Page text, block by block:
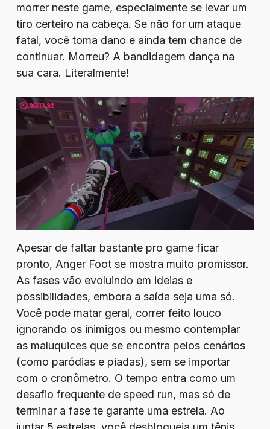
morrer neste game, especialmente se levar um
tiro certeiro na cabeça. Se não for um ataque
fatal, você toma dano e ainda tem chance de
continuar. Morreu? A bandidagem dança na
sua cara. Literalmente!
Apesar de faltar bastante pro game ficar
pronto, Anger Foot se mostra muito promissor.
As fases vão evoluindo em ideias e
possibilidades, embora a saída seja uma só.
Você pode matar geral, correr feito louco
ignorando os inimigos ou mesmo contemplar
as maluquices que se encontra pelos cenários
(como paródias e piadas), sem se importar
com o cronômetro. O tempo entra como um
desafio frequente de speed run, mas só de
terminar a fase te garante uma estrela. Ao